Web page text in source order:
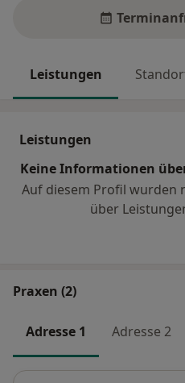
Leistungen
Leistungen
Keine Informationen
Auf diesem Profil wurden
über
Praxen (2)
Adresse 1 Adresse 2